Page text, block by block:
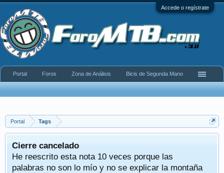
Accede o regístrate
Portal Tags
Cierre cancelado
He reescrito esta nota 10 veces porque las
palabras no son lo mío y no se explicar la montaña
Portal Foros Zona de Análisis Bicis de Segunda Mano